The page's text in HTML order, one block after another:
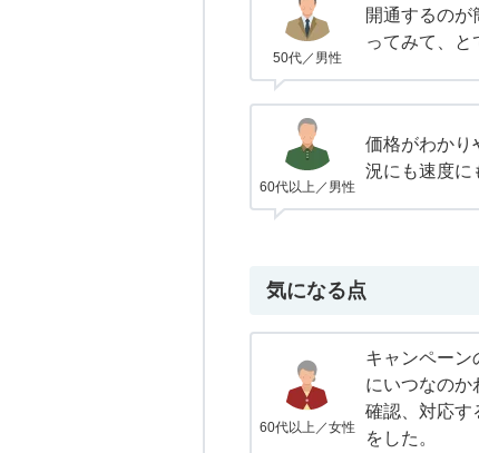
50代／男性
開通するのが
ってみて、と
60代以上／男性
価格がわかり
況にも速度に
気になる点
60代以上／女性
キャンペーン
にいつなのか
確認、対応す
をした。